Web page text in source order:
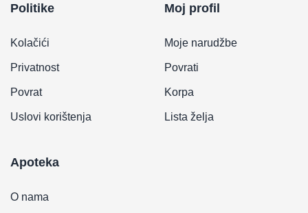
Politike
Kolačići
Privatnost
Povrat
Uslovi korištenja
Moj profil
Moje narudžbe
Povrati
Korpa
Lista želja
Apoteka
O nama